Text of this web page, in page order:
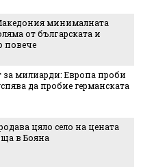
минималната
от българската и
повече
милиарди: Европа проби
да пробие германската
цяло село на цената
в Бояна